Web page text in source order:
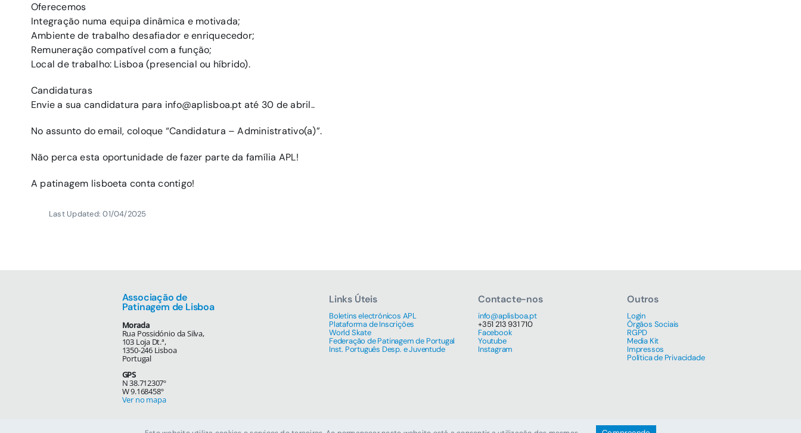
Oferecemos
Integração numa equipa dinâmica e motivada;
Ambiente de trabalho desafiador e enriquecedor;
Remuneração compatível com a função;
Local de trabalho: Lisboa (presencial ou híbrido).
Candidaturas
Envie a sua candidatura para info@aplisboa.pt até 30 de abril..
No assunto do email, coloque “Candidatura – Administrativo(a)”.
Não perca esta oportunidade de fazer parte da família APL!
A patinagem lisboeta conta contigo!
Last Updated: 01/04/2025
Associação de
Patinagem de Lisboa
Morada
Rua Possidónio da Silva,
103 Loja Dt.ª,
1350-246 Lisboa
Portugal
GPS
N 38.712307º
W 9.168458º
Ver no mapa
Links Úteis
Boletins electrónicos APL
Plataforma de Inscrições
World Skate
Federação de Patinagem de Portugal
Inst. Português Desp. e Juventude
Contacte-nos
info@aplisboa.pt
+351 213 931 710
Facebook
Youtube
Instagram
Outros
Login
Órgãos Sociais
RGPD
Media Kit
Impressos
Política de Privacidade